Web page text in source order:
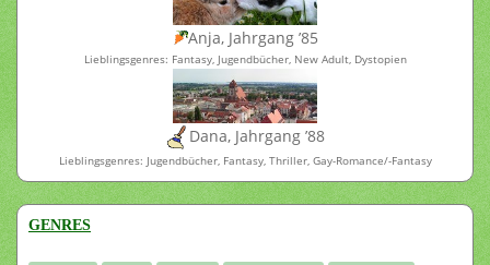
Anja, Jahrgang ’85
Lieblingsgenres: Fantasy, Jugendbücher, New Adult, Dystopien
Dana, Jahrgang ’88
Lieblingsgenres: Jugendbücher, Fantasy, Thriller, Gay-Romance/-Fantasy
GENRES